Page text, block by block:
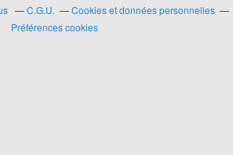
C.G.U.
Cookies et données personnelles
Préférences cookies